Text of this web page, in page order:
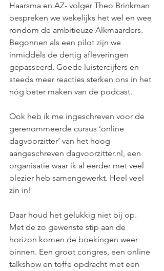
Haarsma en AZ- volger Theo Brinkman
bespreken we wekelijks het wel en wee
rondom de ambitieuze Alkmaarders.
Begonnen als een pilot zijn we
inmiddels de dertig afleveringen
gepasseerd. Goede luistercijfers en
steeds meer reacties sterken ons in het
nóg beter maken van de podcast.
Ook heb ik me ingeschreven voor de
gerenommeerde cursus ‘online
dagvoorzitter’ van het hoog
aangeschreven dagvoorzitter.nl, een
organisatie waar ik al eerder met veel
plezier heb samengewerkt. Heel veel
zin in!
Daar houd het gelukkig niet bij op.
Met de zo gewenste stip aan de
horizon komen de boekingen weer
binnen. Een groot congres, een online
talkshow en toffe opdracht met een